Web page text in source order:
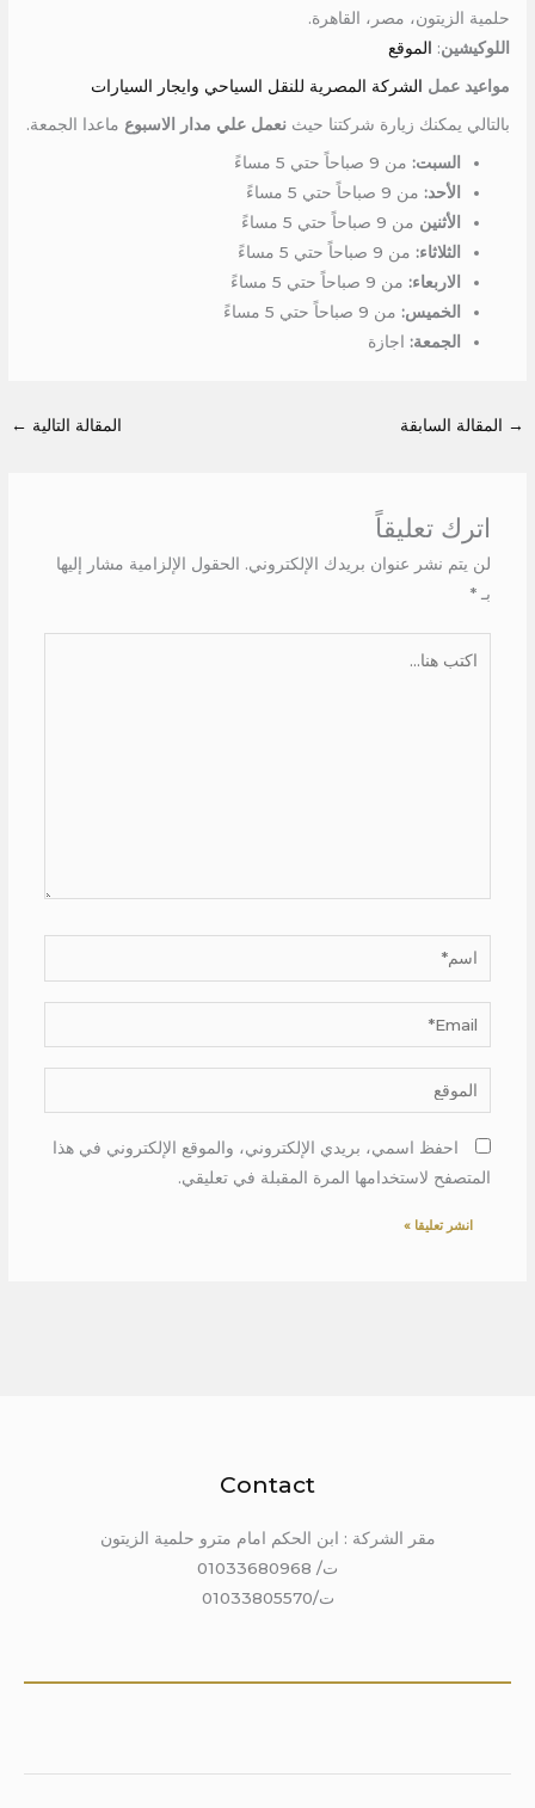
حلمية الزيتون، مصر، القاهرة.
اللوكيشين: الموقع
مواعيد عمل الشركة المصرية للنقل السياحي وايجار السيارات
بالتالي يمكنك زيارة شركتنا حيثنعمل علي مدار الاسبوع ماعدا الجمعة.
السبت: من 9 صباحاً حتي 5 مساءً
الأحد: من 9 صباحاً حتي 5 مساءً
الأثنين من 9 صباحاً حتي 5 مساءً
الثلاثاء: من 9 صباحاً حتي 5 مساءً
الاربعاء: من 9 صباحاً حتي 5 مساءً
الخميس: من 9 صباحاً حتي 5 مساءً
الجمعة: اجازة
→ المقالة السابقة المقالة التالية ←
اترك تعليقاً
لن يتم نشر عنوان بريدك الإلكتروني. الحقول الإلزامية مشار إليها
بـ *
اسم*
Email*
الموقع
احفظ اسمي، بريدي الإلكتروني، والموقع الإلكتروني في هذا
المتصفح لاستخدامها المرة المقبلة في تعليقي.
Contact
مقر الشركة : ابن الحكم امام مترو حلمية الزيتون
ت/ 01033680968
ت/01033805570